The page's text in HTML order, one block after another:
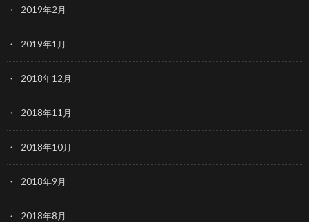
2019年2月
2019年1月
2018年12月
2018年11月
2018年10月
2018年9月
2018年8月